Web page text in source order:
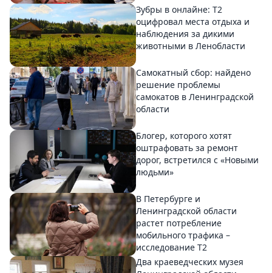
Зубры в онлайне: Т2
оцифровал места отдыха и
наблюдения за дикими
животными в Ленобласти
Самокатный сбор: найдено
решение проблемы
самокатов в Ленинградской
области
Блогер, которого хотят
оштрафовать за ремонт
дорог, встретился с «Новыми
людьми»
В Петербурге и
Ленинградской области
растет потребление
мобильного трафика –
исследование T2
Два краеведческих музея